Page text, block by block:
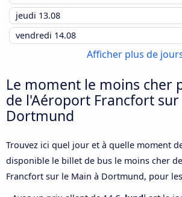
jeudi 13.08
vendredi 14.08
Afficher plus de
Le moment le moins cher
de l'Aéroport Francfort sur
Dortmund
Trouvez ici quel jour et à quelle moment
disponible le billet de bus le moins cher
Francfort sur le Main à Dortmund, pour